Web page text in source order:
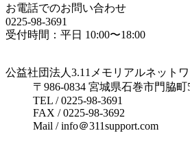
お電話でのお問い合わせ
0225-98-3691
受付時間：平日 10:00〜18:00
公益社団法人3.11メモリアルネット
〒986-0834 宮城県石巻市門脇
TEL / 0225-98-3691
FAX / 0225-98-3692
Mail / info＠311support.com